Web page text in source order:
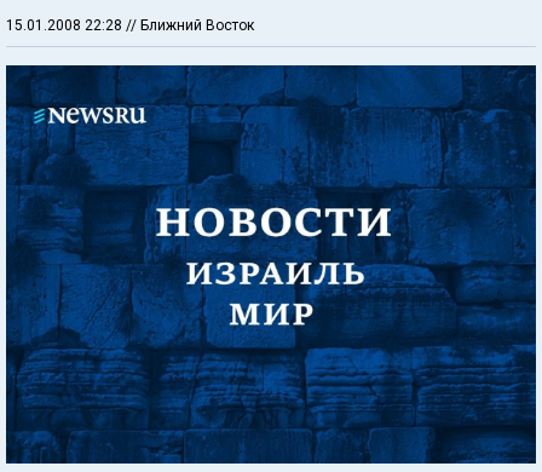
15.01.2008 22:28 // Ближний Восток